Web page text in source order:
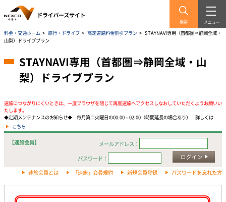
検索 メニュー
料金・交通ホーム > 旅行・ドライブ > 高速道路料金割引プラン > STAYNAVI専用（首都圏⇒静岡全域・
山梨）ドライブプラン
STAYNAVI専用（首都圏⇒静岡全域・山
梨）ドライブプラン
速旅につながりにくいときは、一度ブラウザを閉じて再度速旅へアクセスしなおしていただくようお願いい
たします。
◆定期メンテナンスのお知らせ◆ 毎月第二火曜日の00:00～02:00（時間延長の場合あり） 詳しくは
こちら
【速旅会員】
メールアドレス：
パスワード：
ログイン
速旅会員とは 「速旅」会員規約 新規会員登録 パスワードを忘れた方